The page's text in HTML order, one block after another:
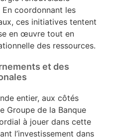
coordonnant les
ces initiatives tentent
en œuvre tout en
des ressources.
et des
entier, aux côtés
Groupe de la Banque
à jouer dans cette
l’investissement dans